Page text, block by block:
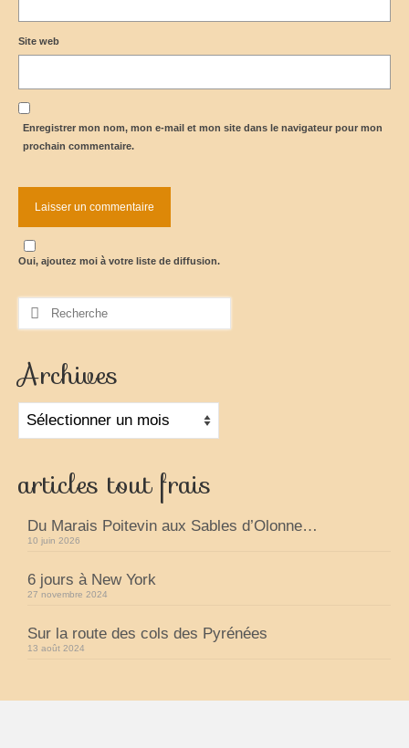
Site web
Enregistrer mon nom, mon e-mail et mon site dans le navigateur pour mon
prochain commentaire.
Oui, ajoutez moi à votre liste de diffusion.
Rechercher
Archives
Archives
articles tout frais
Du Marais Poitevin aux Sables d’Olonne…
10 juin 2026
6 jours à New York
27 novembre 2024
Sur la route des cols des Pyrénées
13 août 2024